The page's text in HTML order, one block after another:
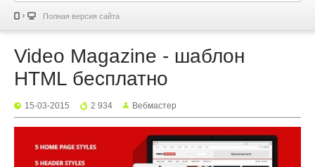
Полная версия сайта
Video Magazine - шаблон
HTML бесплатно
15-03-2015 2 934 Вебмастер